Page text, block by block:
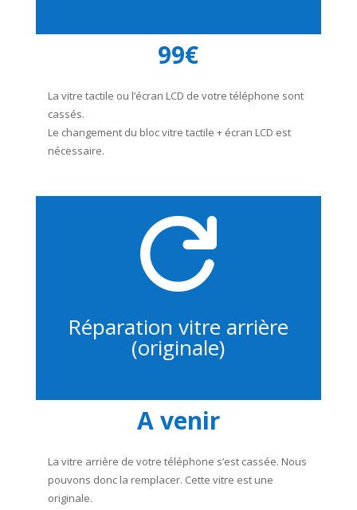
99€
La vitre tactile ou l’écran LCD de votre téléphone sont
cassés.
Le changement du bloc vitre tactile + écran LCD est
nécessaire.

Réparation vitre arrière
(originale)
A venir
La vitre arrière de votre téléphone s’est cassée. Nous
pouvons donc la remplacer. Cette vitre est une
originale.